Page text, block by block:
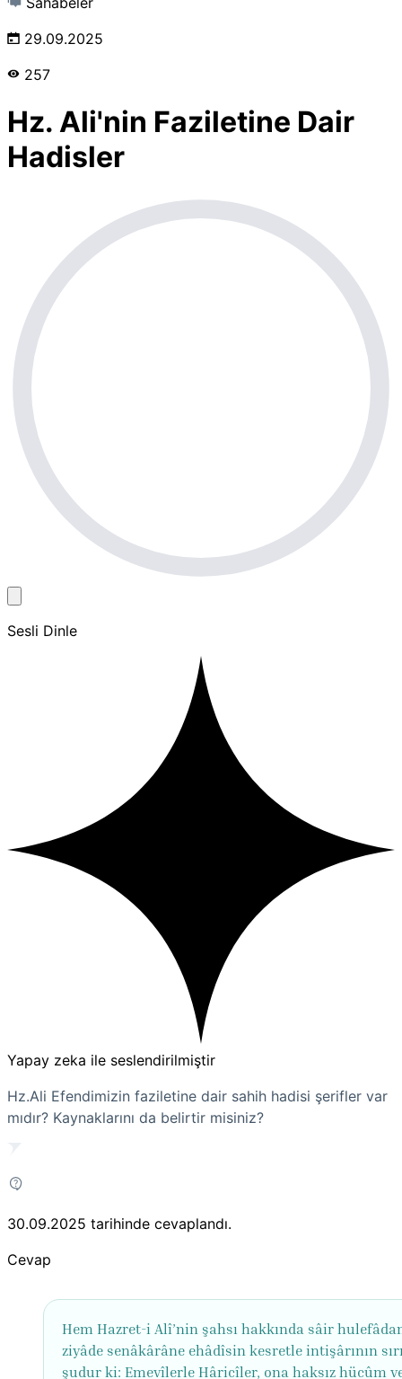
29.09.2025
257
Hz. Ali'nin Faziletine Dair
Hadisler
Sesli Dinle
Yapay zeka ile seslendirilmiştir
Hz.Ali Efendimizin faziletine dair sahih hadisi şerifler var
mıdır? Kaynaklarını da belirtir misiniz?
30.09.2025 tarihinde cevaplandı.
Cevap
Hem Hazret-i Alî’nin şahsı hakkında sâir
ziyâde senâkârâne ehâdîsin kesretle intişârının
şudur ki: Emevîlerle Hâricîler, ona haksız hücûm